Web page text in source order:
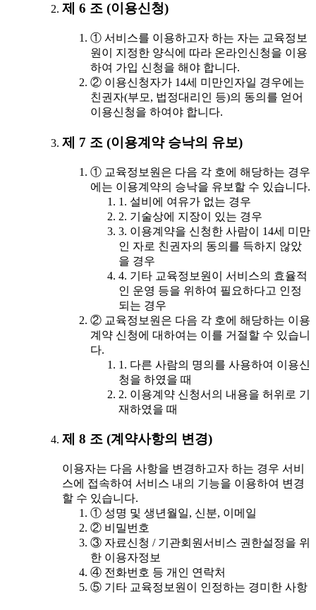
제 6 조 (이용신청)
① 서비스를 이용하고자 하는 자는 교육정보
원이 지정한 양식에 따라 온라인신청을 이용
하여 가입 신청을 해야 합니다.
② 이용신청자가 14세 미만인자일 경우에는
친권자(부모, 법정대리인 등)의 동의를 얻어
이용신청을 하여야 합니다.
제 7 조 (이용계약 승낙의 유보)
① 교육정보원은 다음 각 호에 해당하는 경우
에는 이용계약의 승낙을 유보할 수 있습니다.
1. 설비에 여유가 없는 경우
2. 기술상에 지장이 있는 경우
3. 이용계약을 신청한 사람이 14세 미만
인 자로 친권자의 동의를 득하지 않았
을 경우
4. 기타 교육정보원이 서비스의 효율적
인 운영 등을 위하여 필요하다고 인정
되는 경우
② 교육정보원은 다음 각 호에 해당하는 이용
계약 신청에 대하여는 이를 거절할 수 있습니
다.
1. 다른 사람의 명의를 사용하여 이용신
청을 하였을 때
2. 이용계약 신청서의 내용을 허위로 기
재하였을 때
제 8 조 (계약사항의 변경)
이용자는 다음 사항을 변경하고자 하는 경우 서비
스에 접속하여 서비스 내의 기능을 이용하여 변경
할 수 있습니다.
① 성명 및 생년월일, 신분, 이메일
② 비밀번호
③ 자료신청 / 기관회원서비스 권한설정을 위
한 이용자정보
④ 전화번호 등 개인 연락처
⑤ 기타 교육정보원이 인정하는 경미한 사항